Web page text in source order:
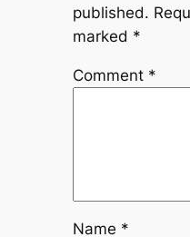
published.
marked *
Comment *
Name *